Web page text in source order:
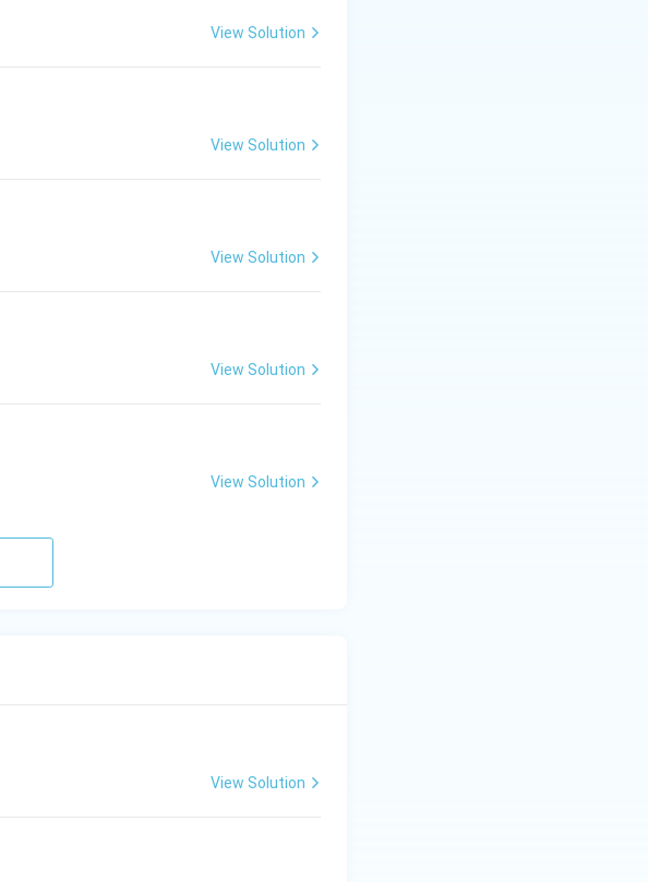
View Solution
View Solution
View Solution
View Solution
View Solution
View Solution